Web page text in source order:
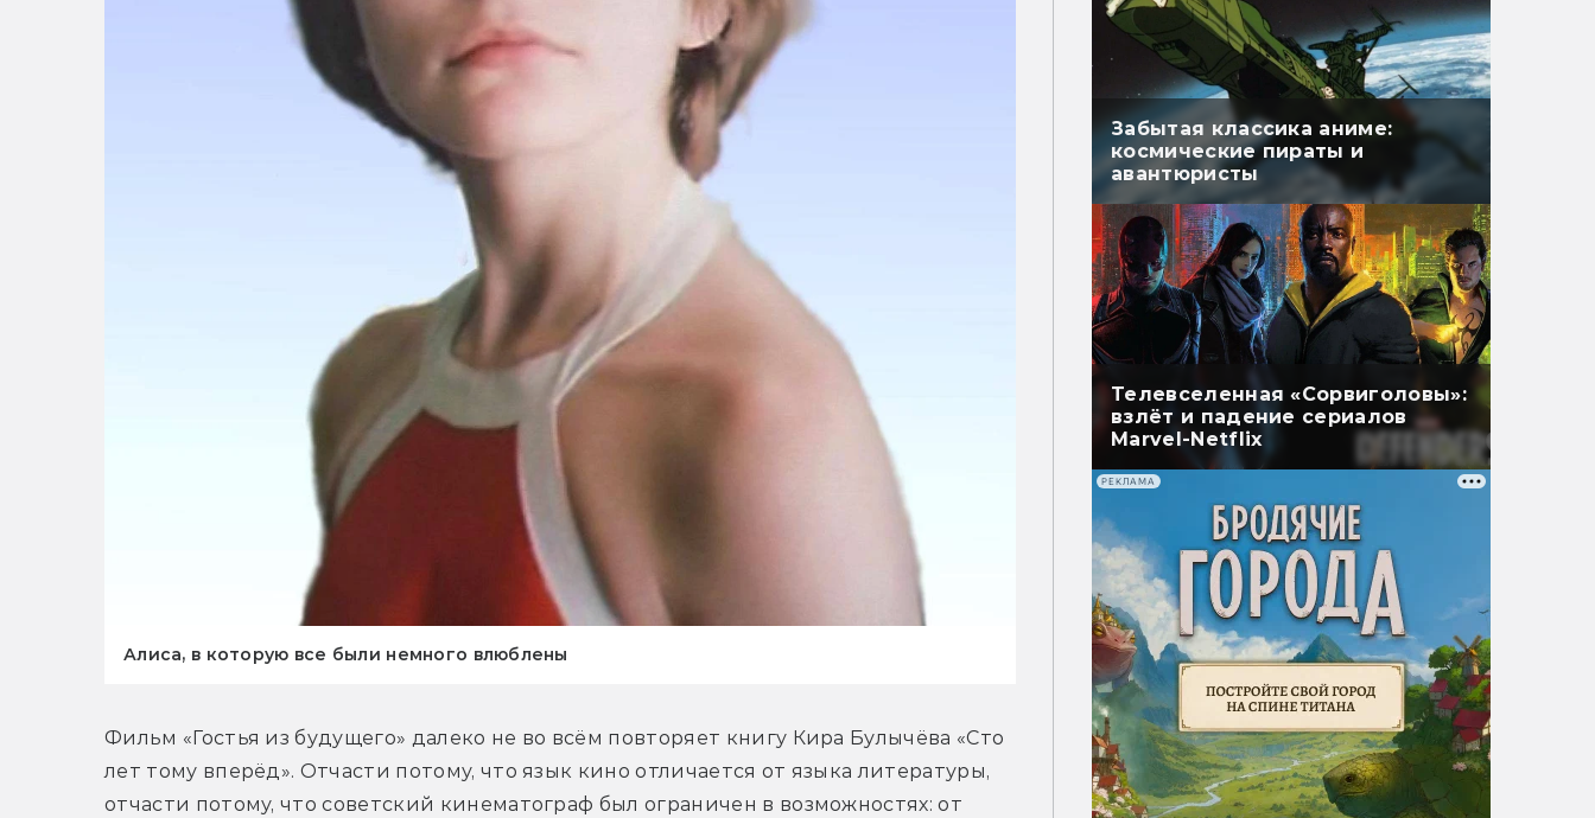
Алиса, в которую все были немного влюблены
Фильм «Гостья из будущего» далеко не во всём повторяет книгу Кира Булычёва «Сто
лет тому вперёд». Отчасти потому, что язык кино отличается от языка литературы,
отчасти потому, что советский кинематограф был ограничен в возможностях: от
Забытая классика аниме:
космические пираты и
авантюристы
Телевселенная «Сорвиголовы»:
взлёт и падение сериалов
Marvel-Netflix
РЕКЛАМА